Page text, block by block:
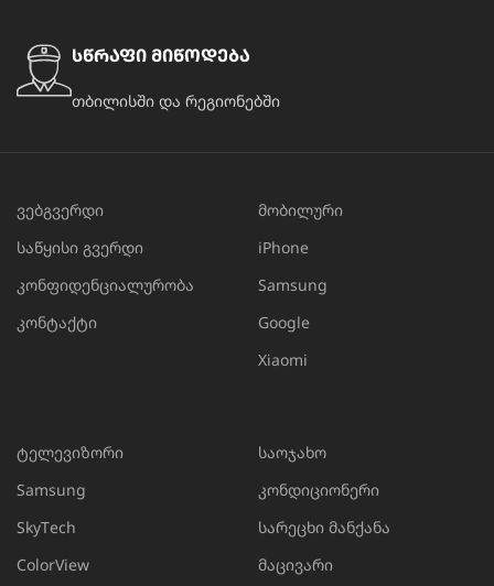
სწრაფი მიწოდება
თბილისში და რეგიონებში
ვებგვერდი
საწყისი გვერდი
კონფიდენციალურობა
კონტაქტი
მობილური
iPhone
Samsung
Google
Xiaomi
ტელევიზორი
Samsung
SkyTech
ColorView
საოჯახო
კონდიციონერი
სარეცხი მანქანა
მაცივარი